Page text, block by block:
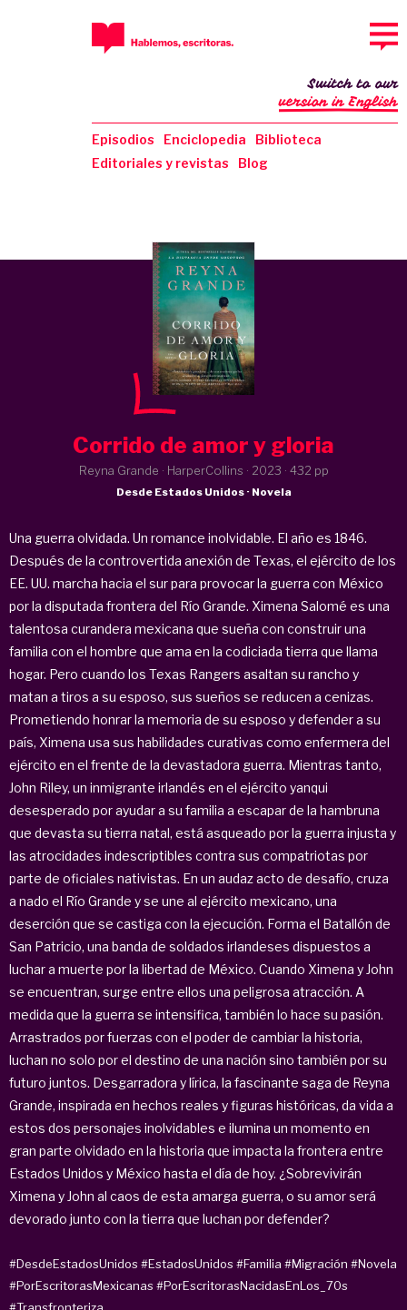
Episodios Enciclopedia
Biblioteca
Editoriales y revistas
Blog
Switch to our
version in English
Corrido de amor y gloria
Reyna Grande · HarperCollins · 2023 · 432 pp
Desde Estados Unidos · Novela
Una guerra olvidada. Un romance inolvidable. El año es 1846.
Después de la controvertida anexión de Texas, el ejército de los
EE. UU. marcha hacia el sur para provocar la guerra con México
por la disputada frontera del Río Grande. Ximena Salomé es una
talentosa curandera mexicana que sueña con construir una
familia con el hombre que ama en la codiciada tierra que llama
hogar. Pero cuando los Texas Rangers asaltan su rancho y
matan a tiros a su esposo, sus sueños se reducen a cenizas.
Prometiendo honrar la memoria de su esposo y defender a su
país, Ximena usa sus habilidades curativas como enfermera del
ejército en el frente de la devastadora guerra. Mientras tanto,
John Riley, un inmigrante irlandés en el ejército yanqui
desesperado por ayudar a su familia a escapar de la hambruna
que devasta su tierra natal, está asqueado por la guerra injusta y
las atrocidades indescriptibles contra sus compatriotas por
parte de oficiales nativistas. En un audaz acto de desafío, cruza
a nado el Río Grande y se une al ejército mexicano, una
deserción que se castiga con la ejecución. Forma el Batallón de
San Patricio, una banda de soldados irlandeses dispuestos a
luchar a muerte por la libertad de México. Cuando Ximena y John
se encuentran, surge entre ellos una peligrosa atracción. A
medida que la guerra se intensifica, también lo hace su pasión.
Arrastrados por fuerzas con el poder de cambiar la historia,
luchan no solo por el destino de una nación sino también por su
futuro juntos. Desgarradora y lírica, la fascinante saga de Reyna
Grande, inspirada en hechos reales y figuras históricas, da vida a
estos dos personajes inolvidables e ilumina un momento en
gran parte olvidado en la historia que impacta la frontera entre
Estados Unidos y México hasta el día de hoy. ¿Sobrevivirán
Ximena y John al caos de esta amarga guerra, o su amor será
devorado junto con la tierra que luchan por defender?
#DesdeEstadosUnidos #EstadosUnidos #Familia #Migración #Novela
#PorEscritorasMexicanas #PorEscritorasNacidasEnLos_70s
#Transfronteriza